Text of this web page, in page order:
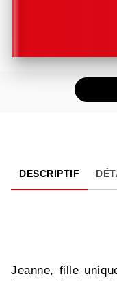
DESCRIPTIF
Jeanne, fille